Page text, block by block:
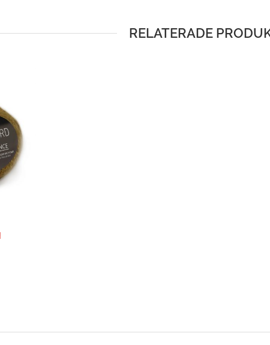
RELATERADE